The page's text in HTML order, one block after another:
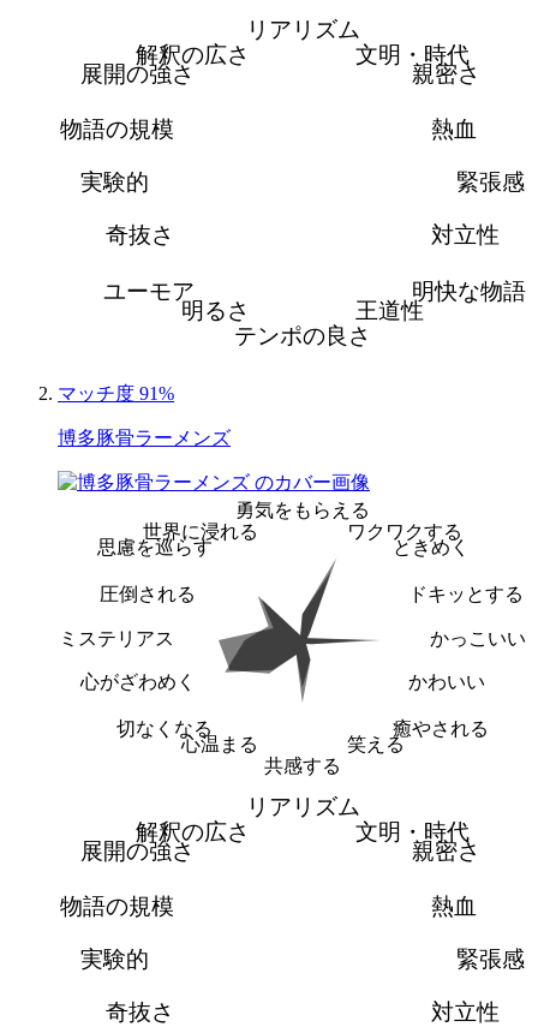
リアリズム
文明・時代
親密さ
熱血
緊張感
対立性
明快な物語
王道性
テンポの良さ
明るさ
ユーモア
奇抜さ
実験的
物語の規模
展開の強さ
解釈の広さ
マッチ度 91%
博多豚骨ラーメンズ
勇気をもらえる
ワクワクする
ときめく
ドキッとする
かっこいい
かわいい
癒やされる
笑える
共感する
心温まる
切なくなる
心がざわめく
ミステリアス
圧倒される
思慮を巡らす
世界に浸れる
リアリズム
文明・時代
親密さ
熱血
緊張感
対立性
奇抜さ
実験的
物語の規模
展開の強さ
解釈の広さ